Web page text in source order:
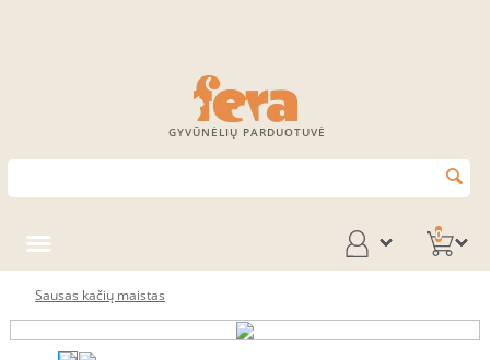
GYVŪNĖLIŲ PARDUOTUVĖ
0
Sausas kačių maistas